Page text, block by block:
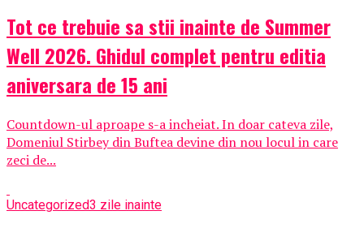
Tot ce trebuie sa stii inainte de Summer
Well 2026. Ghidul complet pentru editia
aniversara de 15 ani
Countdown-ul aproape s-a incheiat. In doar cateva zile,
Domeniul Stirbey din Buftea devine din nou locul in care
zeci de...
Uncategorized3 zile inainte